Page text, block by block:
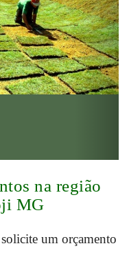
na região
MG
um orçamento